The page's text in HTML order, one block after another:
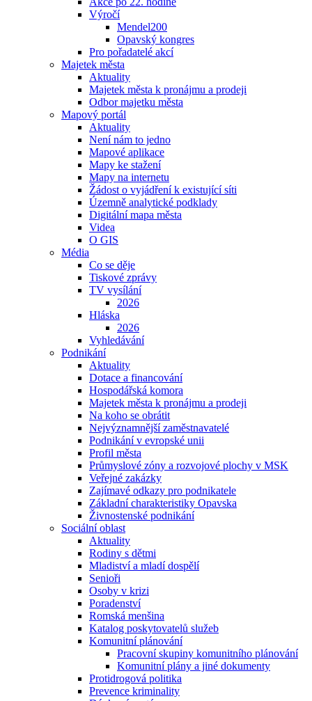
Výročí
Mendel200
Opavský kongres
Pro pořadatelé akcí
Majetek města
Aktuality
Majetek města k pronájmu a prodeji
Odbor majetku města
Mapový portál
Aktuality
Není nám to jedno
Mapové aplikace
Mapy ke stažení
Mapy na internetu
Žádost o vyjádření k existující síti
Územně analytické podklady
Digitální mapa města
Videa
O GIS
Média
Co se děje
Tiskové zprávy
TV vysílání
2026
Hláska
2026
Vyhledávání
Podnikání
Aktuality
Dotace a financování
Hospodářská komora
Majetek města k pronájmu a prodeji
Na koho se obrátit
Nejvýznamnější zaměstnavatelé
Podnikání v evropské unii
Profil města
Průmyslové zóny a rozvojové plochy v MSK
Veřejné zakázky
Zajímavé odkazy pro podnikatele
Základní charakteristiky Opavska
Živnostenské podnikání
Sociální oblast
Aktuality
Rodiny s dětmi
Mladiství a mladí dospělí
Senioři
Osoby v krizi
Poradenství
Romská menšina
Katalog poskytovatelů služeb
Komunitní plánování
Pracovní skupiny komunitního plánování
Komunitní plány a jiné dokumenty
Protidrogová politika
Prevence kriminality